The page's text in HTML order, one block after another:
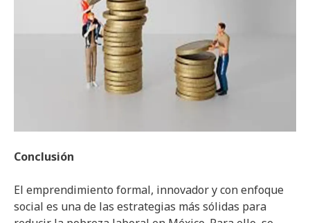
Conclusión
El emprendimiento formal, innovador y con enfoque
social es una de las estrategias más sólidas para